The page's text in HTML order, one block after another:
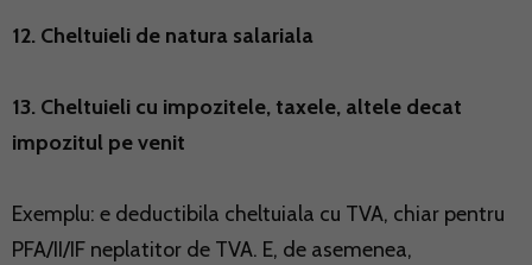
12. Cheltuieli de natura salariala
13. Cheltuieli cu impozitele, taxele, altele decat
impozitul pe venit
Exemplu: e deductibila cheltuiala cu TVA, chiar pentru
PFA/II/IF neplatitor de TVA. E, de asemenea,